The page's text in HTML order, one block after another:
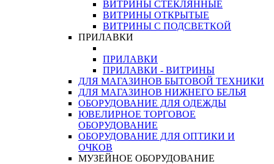
ВИТРИНЫ СТЕКЛЯННЫЕ
ВИТРИНЫ ОТКРЫТЫЕ
ВИТРИНЫ С ПОДСВЕТКОЙ
ПРИЛАВКИ
ПРИЛАВКИ
ПРИЛАВКИ - ВИТРИНЫ
ДЛЯ МАГАЗИНОВ БЫТОВОЙ ТЕХНИКИ
ДЛЯ МАГАЗИНОВ НИЖНЕГО БЕЛЬЯ
ОБОРУДОВАНИЕ ДЛЯ ОДЕЖДЫ
ЮВЕЛИРНОЕ ТОРГОВОЕ
ОБОРУДОВАНИЕ
ОБОРУДОВАНИЕ ДЛЯ ОПТИКИ И
ОЧКОВ
МУЗЕЙНОЕ ОБОРУДОВАНИЕ